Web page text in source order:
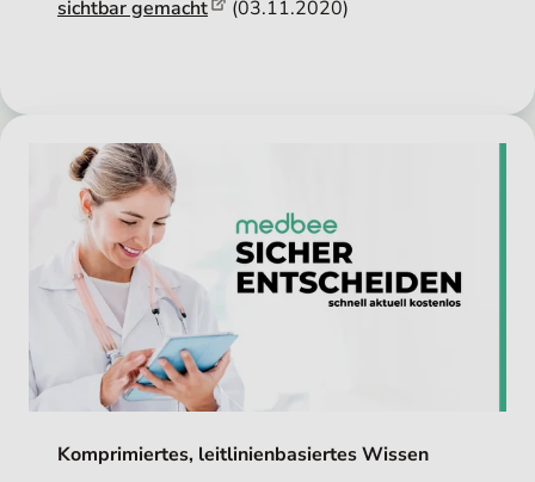
sichtbar gemacht
(03.11.2020)
Komprimiertes, leitlinienbasiertes Wissen